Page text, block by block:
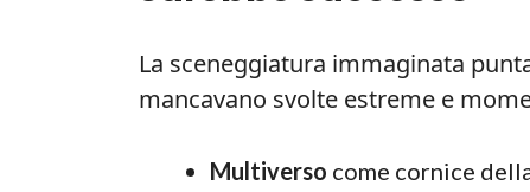
La sceneggiatura immaginata
mancavano svolte estreme e
Multiverso come cornice